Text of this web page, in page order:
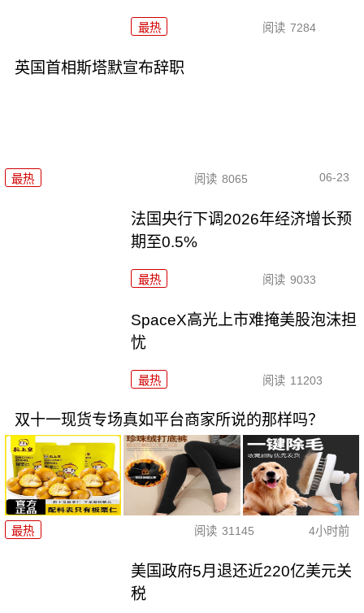
最热 阅读 7284
英国首相斯塔默宣布辞职
最热 阅读 8065 06-23
法国央行下调2026年经济增长预
期至0.5%
最热 阅读 9033
SpaceX高光上市难掩美股泡沫担
忧
最热 阅读 11203
双十一现货专场真如平台商家所说的那样吗？
最热 阅读 31145 4小时前
美国政府5月退还近220亿美元关
税